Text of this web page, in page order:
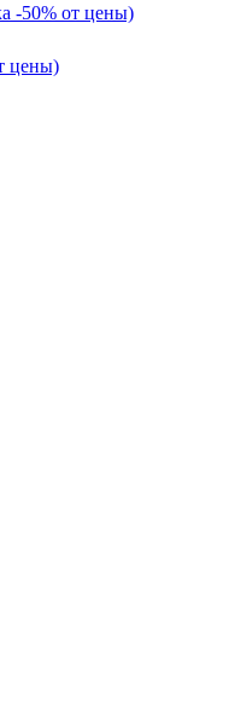
-50% от цены)
цены)